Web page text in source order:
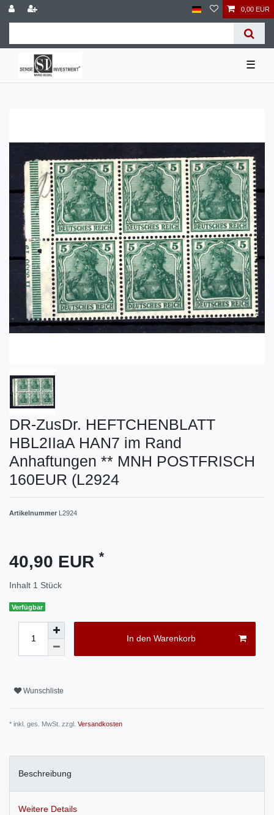
0,00 EUR
☰
DR-ZusDr. HEFTCHENBLATT
HBL2IIaA HAN7 im Rand
Anhaftungen ** MNH POSTFRISCH
160EUR (L2924
Artikelnummer L2924
40,90 EUR *
Inhalt 1 Stück
Verfügbar
In den Warenkorb
Wunschliste
* inkl. ges. MwSt. zzgl. Versandkosten
Beschreibung
Weitere Details